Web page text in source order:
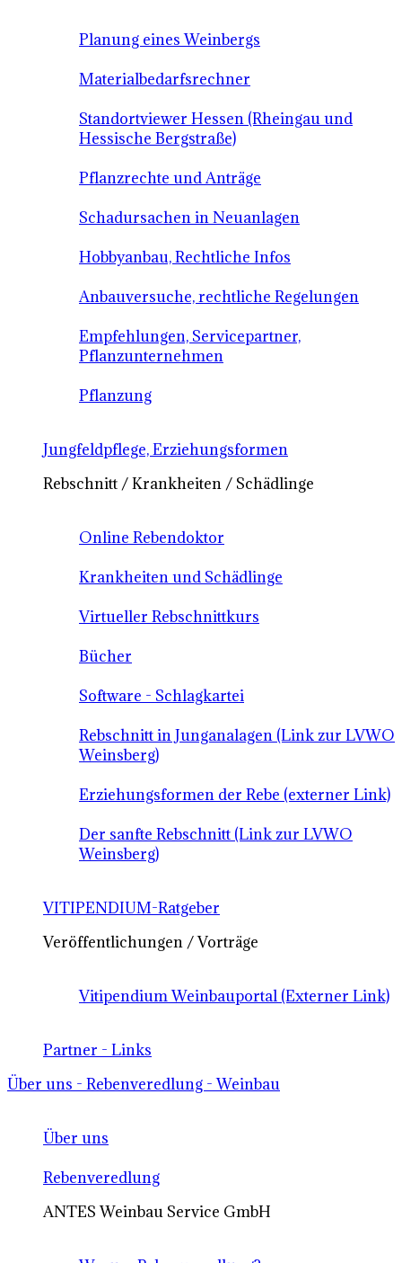
Planung eines Weinbergs
Materialbedarfsrechner
Standortviewer Hessen (Rheingau und
Hessische Bergstraße)
Pflanzrechte und Anträge
Schadursachen in Neuanlagen
Hobbyanbau, Rechtliche Infos
Anbauversuche, rechtliche Regelungen
Empfehlungen, Servicepartner,
Pflanzunternehmen
Pflanzung
Jungfeldpflege, Erziehungsformen
Rebschnitt / Krankheiten / Schädlinge
Online Rebendoktor
Krankheiten und Schädlinge
Virtueller Rebschnittkurs
Bücher
Software - Schlagkartei
Rebschnitt in Junganalagen (Link zur LVWO
Weinsberg)
Erziehungsformen der Rebe (externer Link)
Der sanfte Rebschnitt (Link zur LVWO
Weinsberg)
VITIPENDIUM-Ratgeber
Veröffentlichungen / Vorträge
Vitipendium Weinbauportal (Externer Link)
Partner - Links
Über uns - Rebenveredlung - Weinbau
Über uns
Rebenveredlung
ANTES Weinbau Service GmbH